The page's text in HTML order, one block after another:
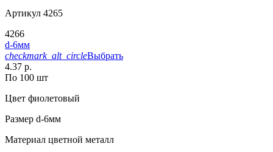
Артикул 4265
4266
d-6мм
checkmark_alt_circleВыбрать
4.37 р.
По 100 шт
Цвет фиолетовый
Размер d-6мм
Материал цветной металл